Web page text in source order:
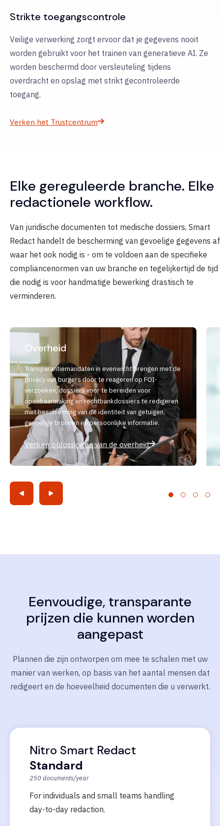
Strikte toegangscontrole
Veilige verwerking zorgt ervoor dat je gegevens nooit
worden gebruikt voor het trainen van generatieve AI. Ze
worden beschermd door versleuteling tijdens
overdracht en opslag met strikt gecontroleerde
toegang.
Verken het Trustcentrum
Elke gereguleerde branche. Elke
redactionele workflow.
Van juridische documenten tot medische dossiers, Smart
Redact handelt de bescherming van gevoelige gegevens af
waar het ook nodig is - om te voldoen aan de specifieke
compliancenormen van uw branche en tegelijkertijd de tijd
die nodig is voor handmatige bewerking drastisch te
verminderen.
Overheid
Transparantiemandaten in evenwicht brengen met de
privacy van burgers door te reageren op FOI-
verzoeken, dossiers voor te bereiden voor
openbaarmaking en rechtbankdossiers te redigeren
met bescherming van de identiteit van getuigen,
gevoelige bronnen en persoonlijke informatie.
Verken oplossingen van de overheid
Eenvoudige, transparante
prijzen die kunnen worden
aangepast
Plannen die zijn ontworpen om mee te schalen met uw
manier van werken, op basis van het aantal mensen dat
redigeert en de hoeveelheid documenten die u verwerkt.
Nitro Smart Redact
Standard
250 documents/year
For individuals and small teams handling
day-to-day redaction.